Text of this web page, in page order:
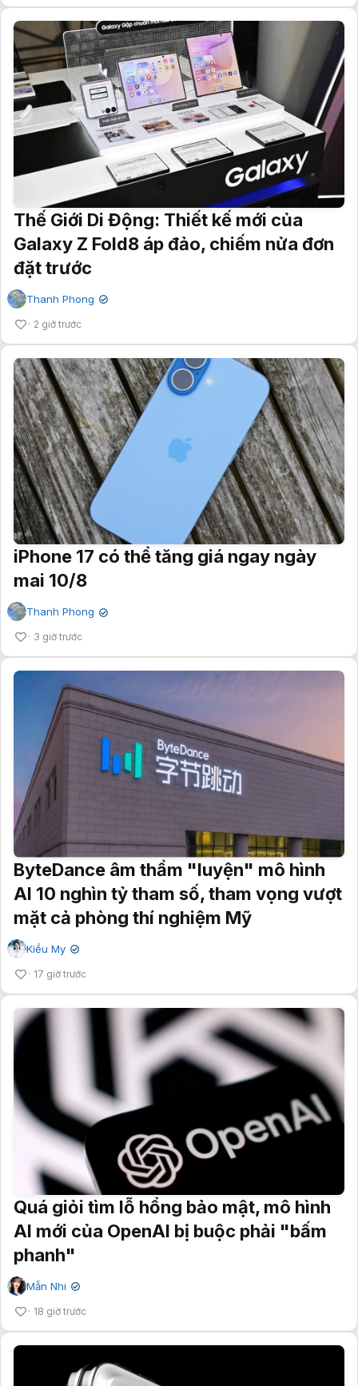
Thế Giới Di Động: Thiết kế mới của
Galaxy Z Fold8 áp đảo, chiếm nửa đơn
đặt trước
Thanh Phong ✔
2 giờ trước
iPhone 17 có thể tăng giá ngay ngày
mai 10/8
Thanh Phong ✔
3 giờ trước
ByteDance âm thầm "luyện" mô hình
AI 10 nghìn tỷ tham số, tham vọng vượt
mặt cả phòng thí nghiệm Mỹ
Kiều My ✔
17 giờ trước
Quá giỏi tìm lỗ hổng bảo mật, mô hình
AI mới của OpenAI bị buộc phải "bấm
phanh"
Mẫn Nhi ✔
18 giờ trước